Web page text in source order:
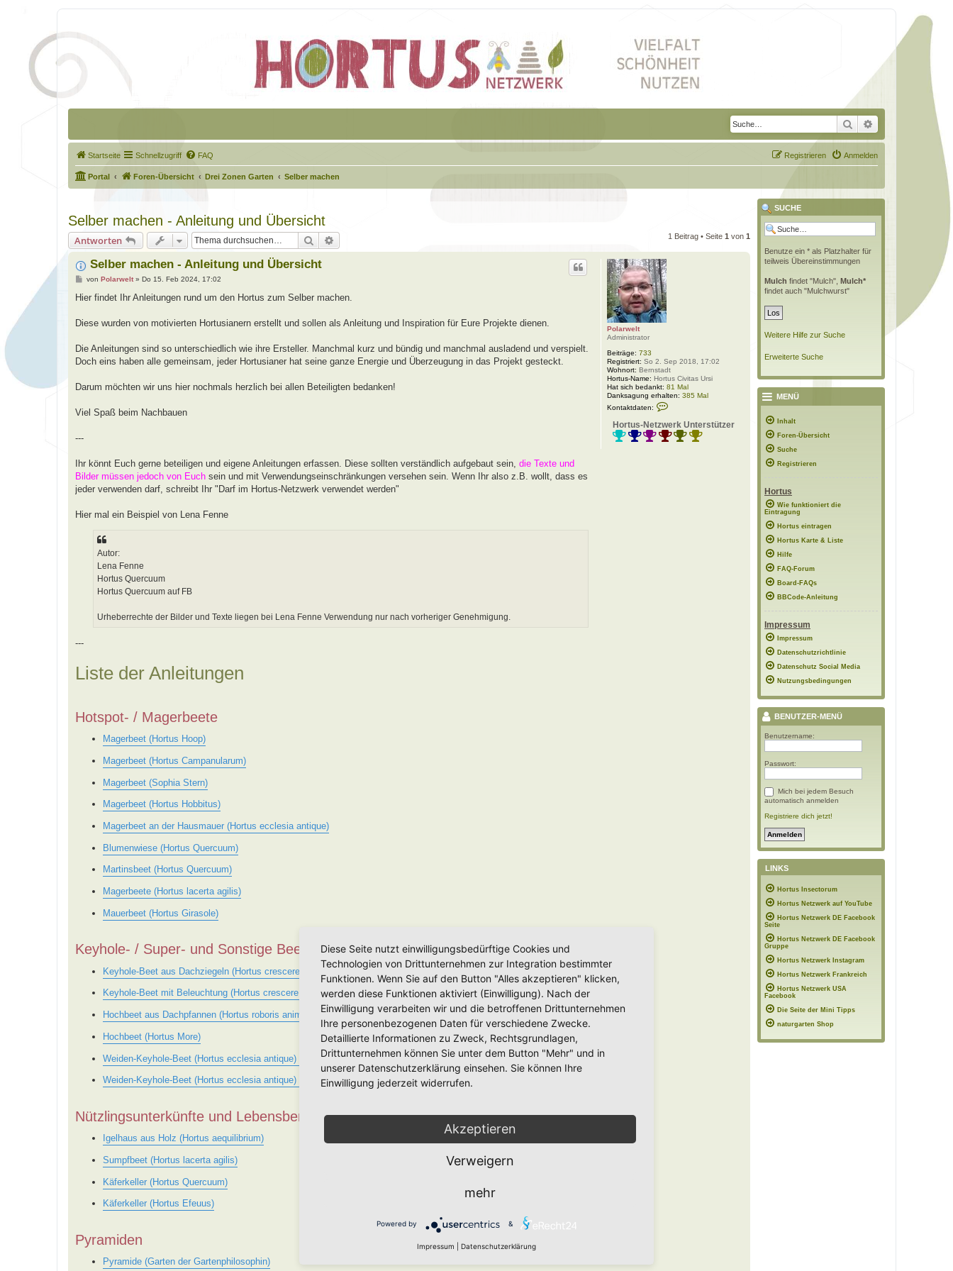
Suche Erweiterte Suche
Startseite Schnellzugriff FAQ Anmelden
Registrieren
Portal Foren-Übersicht Drei Zonen Garten Selber machen
Selber machen - Anleitung und Übersicht
Antworten Suche 1 Beitrag • Seite 1 von 1
Polarwelt
Administrator
Beiträge: 733
Registriert: So 2. Sep 2018, 17:02
Wohnort: Bernstadt
Hortus-Name: Hortus Civitas Ursi
Hat sich bedankt: 81 Mal
Danksagung erhalten: 385 Mal
Kontaktdaten:
t
a
Hortus-Netzwerk Unterstützer
Selber machen - Anleitung und Übersicht
B
i
a
von Polarwelt» Do 15. Feb 2024, 17:02
Hier findet Ihr Anleitungen rund um den Hortus zum Selber machen.
Diese wurden von motivierten Hortusianern erstellt und sollen als Anleitung und Inspiration für Eure Projekte dienen.
Die Anleitungen sind so unterschiedlich wie ihre Ersteller. Manchmal kurz und bündig und manchmal ausladend und verspielt.
Doch eins haben alle gemeinsam, jeder Hortusianer hat seine ganze Energie und Überzeugung in das Projekt gesteckt.
Darum möchten wir uns hier nochmals herzlich bei allen Beteiligten bedanken!
Viel Spaß beim Nachbauen
---
Ihr könnt Euch gerne beteiligen und eigene Anleitungen erfassen. Diese sollten verständlich aufgebaut sein, die Texte und
Bilder müssen jedoch von Euch sein und mit Verwendungseinschränkungen versehen sein. Wenn Ihr also z.B. wollt, dass es
jeder verwenden darf, schreibt Ihr "Darf im Hortus-Netzwerk verwendet werden"
Hier mal ein Beispiel von Lena Fenne
Autor:
Lena Fenne
Hortus Quercuum
Hortus Quercuum auf FB
Urheberrechte der Bilder und Texte liegen bei Lena Fenne Verwendung nur nach vorheriger Genehmigung.
---
Liste der Anleitungen
Hotspot- / Magerbeete
Magerbeet (Hortus Hoop)
Magerbeet (Hortus Campanularum)
Magerbeet (Sophia Stern)
Magerbeet (Hortus Hobbitus)
Magerbeet an der Hausmauer (Hortus ecclesia antique)
Blumenwiese (Hortus Quercuum)
Martinsbeet (Hortus Quercuum)
Magerbeete (Hortus lacerta agilis)
Mauerbeet (Hortus Girasole)
Keyhole- / Super- und Sonstige Beete
Keyhole-Beet aus Dachziegeln (Hortus crescere patientia)
Keyhole-Beet mit Beleuchtung (Hortus crescere patientia)
Hochbeet aus Dachpfannen (Hortus roboris animi et pax)
Hochbeet (Hortus More)
Weiden-Keyhole-Beet (Hortus ecclesia antique) – Teil 1
Weiden-Keyhole-Beet (Hortus ecclesia antique) – Teil 2
Nützlingsunterkünfte und Lebensbereiche
Igelhaus aus Holz (Hortus aequilibrium)
Sumpfbeet (Hortus lacerta agilis)
Käferkeller (Hortus Quercuum)
Käferkeller (Hortus Efeuus)
Pyramiden
Pyramide (Garten der Gartenphilosophin)
SUCHE
Benutze ein * als Platzhalter für
teilweis Übereinstimmungen
Mulch findet "Mulch", Mulch*
findet auch "Mulchwurst"
Weitere Hilfe zur Suche
Erweiterte Suche
MENÜ
Inhalt
Foren-Übersicht
Suche
Registrieren
Hortus
Wie funktioniert die
Eintragung
Hortus eintragen
Hortus Karte & Liste
Hilfe
FAQ-Forum
Board-FAQs
BBCode-Anleitung
Impressum
Impressum
Datenschutzrichtlinie
Datenschutz Social Media
Nutzungsbedingungen
BENUTZER-MENÜ
Benutzername:
Passwort:
Mich bei jedem Besuch
automatisch anmelden
Registriere dich jetzt!
LINKS
Hortus Insectorum
Hortus Netzwerk auf YouTube
Hortus Netzwerk DE Facebook
Seite
Hortus Netzwerk DE Facebook
Gruppe
Hortus Netzwerk Instagram
Hortus Netzwerk Frankreich
Hortus Netzwerk USA
Facebook
Die Seite der Mini Tipps
naturgarten Shop
Diese Seite nutzt einwilligungsbedürftige Cookies und
Technologien von Drittunternehmen zur Integration bestimmter
Funktionen. Wenn Sie auf den Button "Alles akzeptieren" klicken,
werden diese Funktionen aktiviert (Einwilligung). Nach der
Einwilligung verarbeiten wir und die betroffenen Drittunternehmen
Ihre personenbezogenen Daten für verschiedene Zwecke.
Detaillierte Informationen zu Zweck, Rechtsgrundlagen,
Drittunternehmen können Sie unter dem Button "Mehr" und in
unserer Datenschutzerklärung einsehen. Sie können Ihre
Einwilligung jederzeit widerrufen.
Akzeptieren
Verweigern
mehr
Powered by &
Impressum Datenschutzerklärung